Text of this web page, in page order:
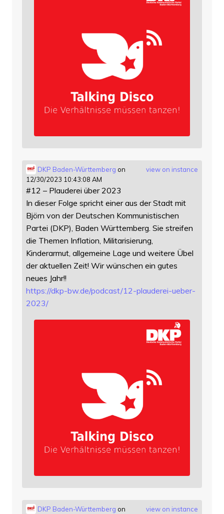
view on instance
DKP Baden-Württemberg on
12/30/2023 10:43:08 AM
#12 – Plauderei über 2023
In dieser Folge spricht einer aus der Stadt mit
Björn von der Deutschen Kommunistischen
Partei (DKP), Baden Württemberg. Sie streifen
die Themen Inflation, Militarisierung,
Kinderarmut, allgemeine Lage und weitere Übel
der aktuellen Zeit! Wir wünschen ein gutes
neues Jahr!!
https://dkp-bw.de/podcast/12-plauderei-ueber-
2023/
view on instance
DKP Baden-Württemberg on